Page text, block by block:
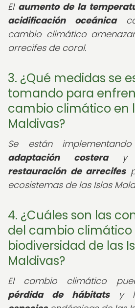
El aumento de la
acidificación oceánica
cambio climático
arrecifes de coral.
3. ¿Qué medidas se
tomando para
cambio climático en
Maldivas?
Se están
adaptación costeray
restauración de arrecifes
ecosistemas de las Islas
4. ¿Cuáles son las
del cambio climático
biodiversidad de las
Maldivas?
El cambio climático
pérdida de hábitatsy